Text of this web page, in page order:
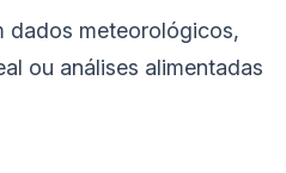
dados meteorológicos,
ou análises alimentadas